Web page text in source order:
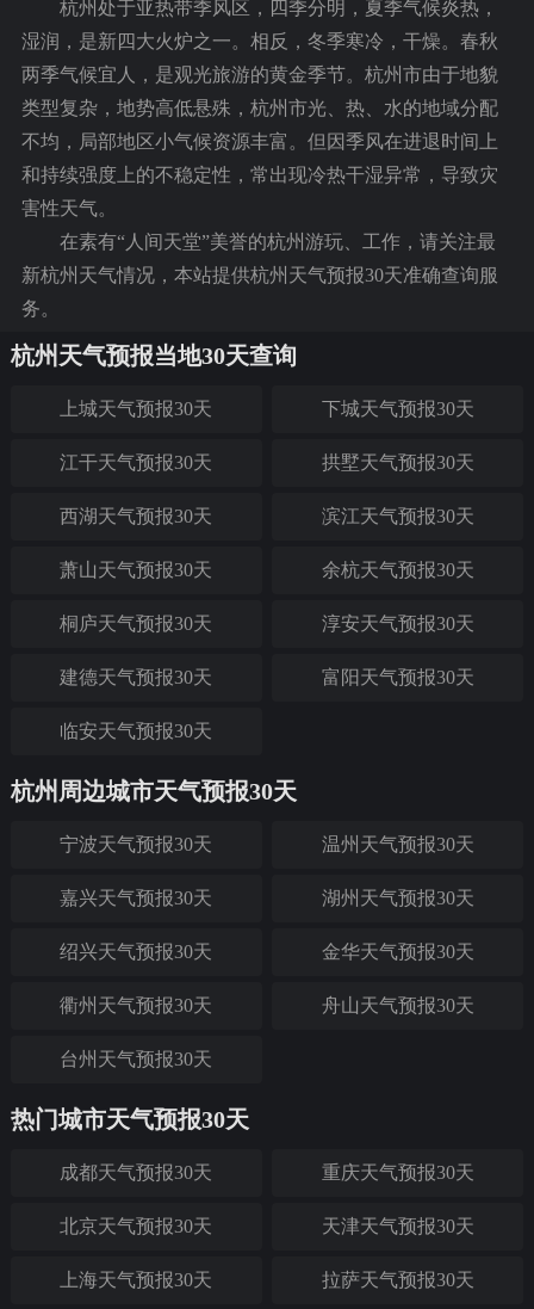
杭州处于亚热带季风区，四季分明，夏季气候炎热，
湿润，是新四大火炉之一。相反，冬季寒冷，干燥。春秋
两季气候宜人，是观光旅游的黄金季节。杭州市由于地貌
类型复杂，地势高低悬殊，杭州市光、热、水的地域分配
不均，局部地区小气候资源丰富。但因季风在进退时间上
和持续强度上的不稳定性，常出现冷热干湿异常，导致灾
害性天气。
在素有“人间天堂”美誉的杭州游玩、工作，请关注最
新杭州天气情况，本站提供杭州天气预报30天准确查询服
务。
杭州天气预报当地30天查询
上城天气预报30天 下城天气预报30天
江干天气预报30天 拱墅天气预报30天
西湖天气预报30天 滨江天气预报30天
萧山天气预报30天 余杭天气预报30天
桐庐天气预报30天 淳安天气预报30天
建德天气预报30天 富阳天气预报30天
临安天气预报30天
杭州周边城市天气预报30天
宁波天气预报30天 温州天气预报30天
嘉兴天气预报30天 湖州天气预报30天
绍兴天气预报30天 金华天气预报30天
衢州天气预报30天 舟山天气预报30天
台州天气预报30天
热门城市天气预报30天
成都天气预报30天 重庆天气预报30天
北京天气预报30天 天津天气预报30天
上海天气预报30天 拉萨天气预报30天